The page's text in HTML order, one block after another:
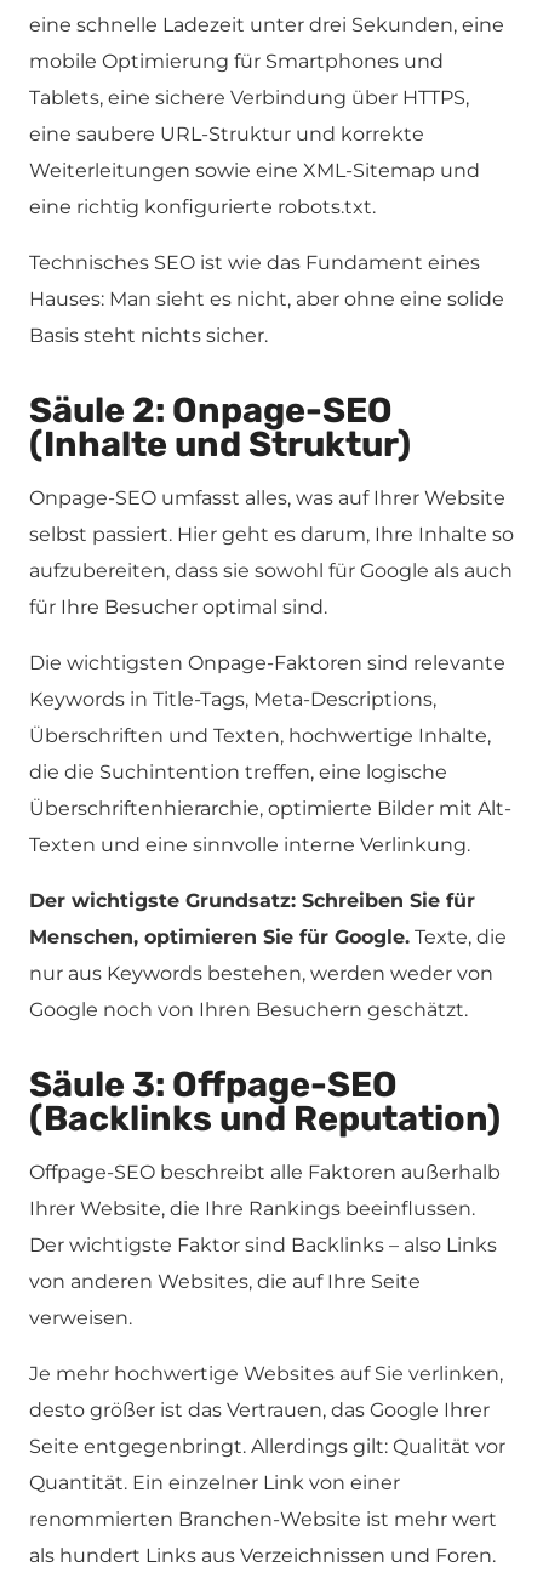
eine schnelle Ladezeit unter drei Sekunden, eine
mobile Optimierung für Smartphones und
Tablets, eine sichere Verbindung über HTTPS,
eine saubere URL-Struktur und korrekte
Weiterleitungen sowie eine XML-Sitemap und
eine richtig konfigurierte robots.txt.
Technisches SEO ist wie das Fundament eines
Hauses: Man sieht es nicht, aber ohne eine solide
Basis steht nichts sicher.
Säule 2: Onpage-SEO
(Inhalte und Struktur)
Onpage-SEO umfasst alles, was auf Ihrer Website
selbst passiert. Hier geht es darum, Ihre Inhalte so
aufzubereiten, dass sie sowohl für Google als auch
für Ihre Besucher optimal sind.
Die wichtigsten Onpage-Faktoren sind relevante
Keywords in Title-Tags, Meta-Descriptions,
Überschriften und Texten, hochwertige Inhalte,
die die Suchintention treffen, eine logische
Überschriftenhierarchie, optimierte Bilder mit Alt-
Texten und eine sinnvolle interne Verlinkung.
Der wichtigste Grundsatz: Schreiben Sie für
Menschen, optimieren Sie für Google. Texte, die
nur aus Keywords bestehen, werden weder von
Google noch von Ihren Besuchern geschätzt.
Säule 3: Offpage-SEO
(Backlinks und Reputation)
Offpage-SEO beschreibt alle Faktoren außerhalb
Ihrer Website, die Ihre Rankings beeinflussen.
Der wichtigste Faktor sind Backlinks – also Links
von anderen Websites, die auf Ihre Seite
verweisen.
Je mehr hochwertige Websites auf Sie verlinken,
desto größer ist das Vertrauen, das Google Ihrer
Seite entgegenbringt. Allerdings gilt: Qualität vor
Quantität. Ein einzelner Link von einer
renommierten Branchen-Website ist mehr wert
als hundert Links aus Verzeichnissen und Foren.